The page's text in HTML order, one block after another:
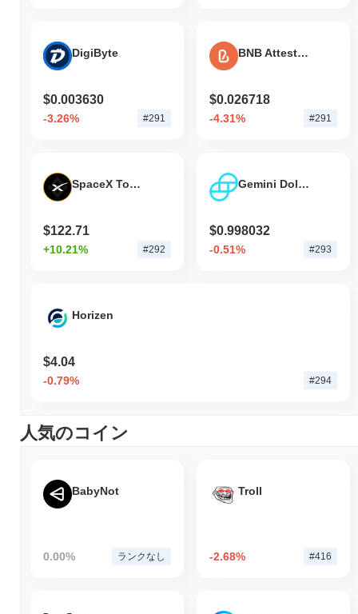
過去7日間で、RSK Infrastructure Frameworkは
0.44% の上昇を記録した全体の暗号市場を下回っています。これ
は、より広範な市場のモメンタムと比較して、RIFの価格アクシ
DigiByte
$0.003630
-3.26% #291
BNB Attestation Service
$0.026718
-4.31% #291
SpaceX Tokenized bStocks
$122.71
+10.21% #292
Gemini Dollar
$0.998032
-0.51% #293
Horizen
$4.04
-0.79% #294
人気のコイン
BabyNot
0.00% ランクなし
Troll
-2.68% #416